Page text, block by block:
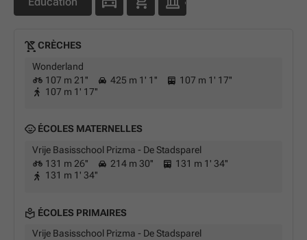
CRÈCHES
Wonderland
107 m 21''
425 m 1' 1''
107 m 1' 17''
107 m 1' 17''
ÉCOLES MATERNELLES
Vrije Basisschool Prizma - De Stadsparel
131 m 26''
214 m 30''
131 m 1' 34''
131 m 1' 34''
ÉCOLES PRIMAIRES
Vrije Basisschool Prizma - De Stadsparel